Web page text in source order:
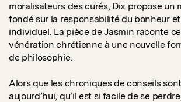
moralisateurs des curés, Dix propose un
fondé sur la responsabilité du bonheur
individuel. La pièce de Jasmin raconte
vénération chrétienne à une nouvelle
de philosophie.
Alors que les chroniques de conseils
aujourd’hui, qu’il est si facile de se